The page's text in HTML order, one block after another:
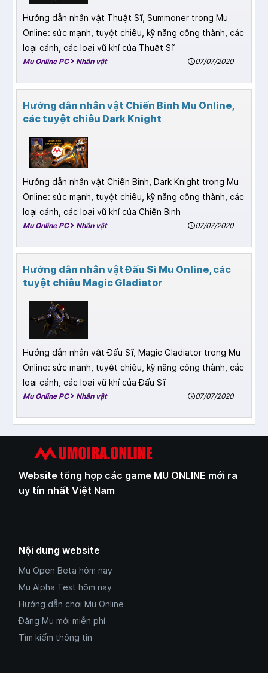
Hướng dẫn nhân vật Thuật Sĩ, Summoner trong Mu
Online: sức mạnh, tuyệt chiêu, kỹ năng công thành, các
loại cánh, các loại vũ khí của Thuật Sĩ
Mu Online PC Nhân vật 07/07/2020
Hướng dẫn nhân vật Chiến Binh Mu Online,
các tuyệt chiêu Dark Knight
Hướng dẫn nhân vật Chiến Binh, Dark Knight trong Mu
Online: sức mạnh, tuyệt chiêu, kỹ năng công thành, các
loại cánh, các loại vũ khí của Chiến Binh
Mu Online PC Nhân vật 07/07/2020
Hướng dẫn nhân vật Đấu Sĩ Mu Online, các
tuyệt chiêu Magic Gladiator
Hướng dẫn nhân vật Đấu Sĩ, Magic Gladiator trong Mu
Online: sức mạnh, tuyệt chiêu, kỹ năng công thành, các
loại cánh, các loại vũ khí của Đấu Sĩ
Mu Online PC Nhân vật 07/07/2020
Website tổng hợp các game MU ONLINE mới ra
uy tín nhất Việt Nam
Nội dung website
Mu Open Beta hôm nay
Mu Alpha Test hôm nay
Hướng dẫn chơi Mu Online
Đăng Mu mới miễn phí
Tìm kiếm thông tin